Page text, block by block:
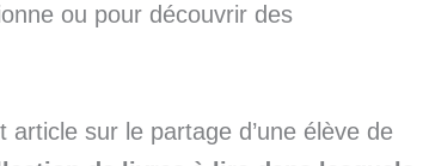
ou pour découvrir des
sur le partage d’une élève de